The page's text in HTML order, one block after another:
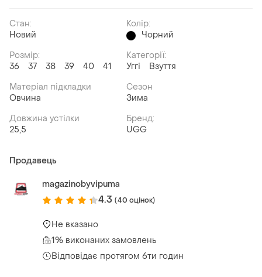
Стан:
Новий
Колір:
Чорний
Розмір:
36
37 38 39 40 41
Категорії:
Уггі
Взуття
Матеріал підкладки
Овчина
Сезон
Зима
Довжина устілки
25,5
Бренд:
UGG
Продавець
magazinobyvipuma
4.3 (40 оцінок)
Не вказано
1% виконаних замовлень
Відповідає протягом 6ти годин